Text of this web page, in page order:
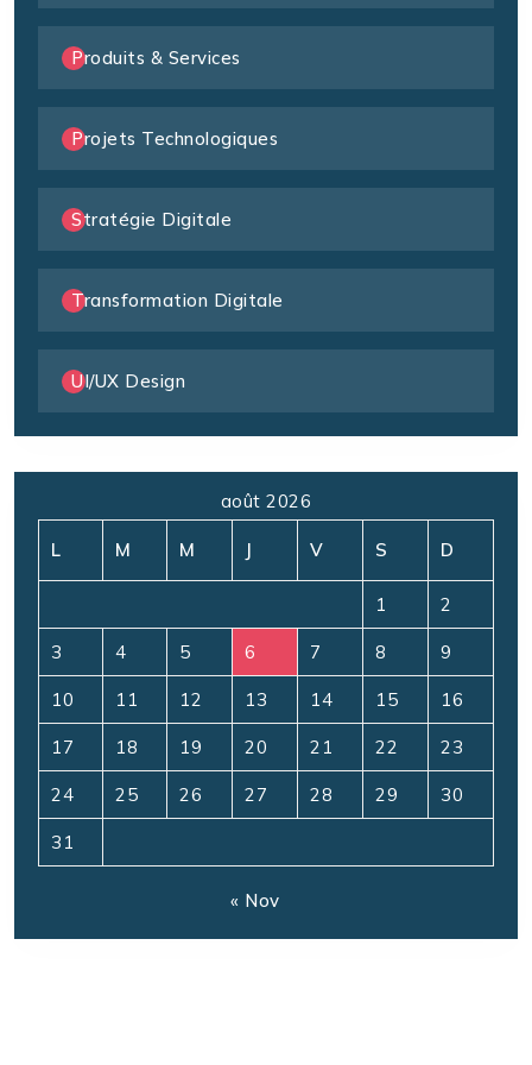
Produits & Services
Projets Technologiques
Stratégie Digitale
Transformation Digitale
UI/UX Design
août 2026
L M M J V S D
1 2
3 4 5 6 7 8 9
10 11 12 13 14 15 16
17 18 19 20 21 22 23
24 25 26 27 28 29 30
31
« Nov